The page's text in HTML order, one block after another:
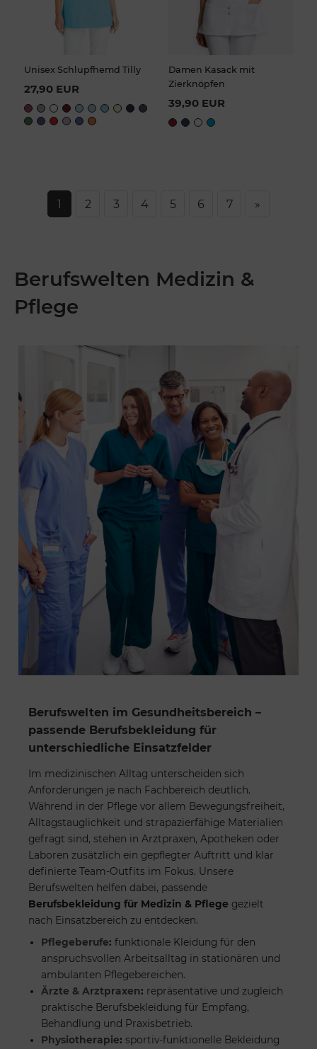
Unisex Schlupfhemd Tilly
27,90 EUR
Damen Kasack mit
Zierknöpfen
39,90 EUR
1 2 3 4 5 6 7 »
Berufswelten Medizin &
Pflege
Berufswelten im Gesundheitsbereich –
passende Berufsbekleidung für
unterschiedliche Einsatzfelder
Im medizinischen Alltag unterscheiden sich
Anforderungen je nach Fachbereich deutlich.
Während in der Pflege vor allem Bewegungsfreiheit,
Alltagstauglichkeit und strapazierfähige Materialien
gefragt sind, stehen in Arztpraxen, Apotheken oder
Laboren zusätzlich ein gepflegter Auftritt und klar
definierte Team-Outfits im Fokus. Unsere
Berufswelten helfen dabei, passende
Berufsbekleidung für Medizin & Pflege gezielt
nach Einsatzbereich zu entdecken.
Pflegeberufe: funktionale Kleidung für den
anspruchsvollen Arbeitsalltag in stationären und
ambulanten Pflegebereichen.
Ärzte & Arztpraxen: repräsentative und zugleich
praktische Berufsbekleidung für Empfang,
Behandlung und Praxisbetrieb.
Physiotherapie: sportiv-funktionelle Bekleidung